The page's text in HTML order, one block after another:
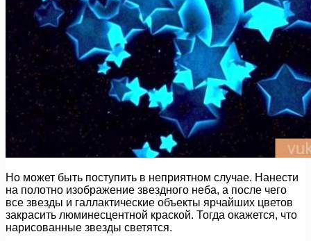
Но может быть поступить в неприятном случае. Нанести
на полотно изображение звездного неба, а после чего
все звезды и галлактические объекты ярчайших цветов
закрасить люминесцентной краской. Тогда окажется, что
нарисованные звезды светятся.